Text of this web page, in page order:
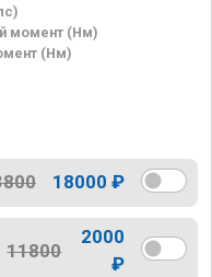
момент (Нм)
(Нм)
18000 ₽
11800
2000
₽